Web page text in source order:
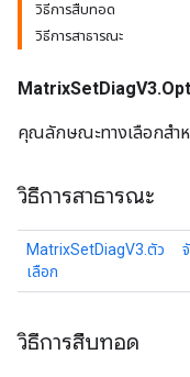
วิธีการสืบทอด
วิธีการสาธารณะ
คุณลักษณะทางเลือกสำ
วิธีการสาธารณะ
MatrixSetDiagV3.ตัว
เลือก
วิธีการสืบทอด